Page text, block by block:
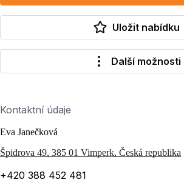
Uložit nabídku
Další možnosti
Kontaktní údaje
Eva Janečková
Špidrova 49, 385 01 Vimperk, Česká republika
+420 388 452 481